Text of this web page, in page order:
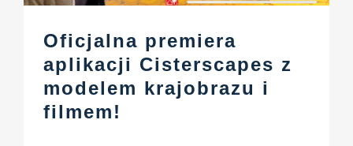
Oficjalna premiera
aplikacji Cisterscapes z
modelem krajobrazu i
filmem!